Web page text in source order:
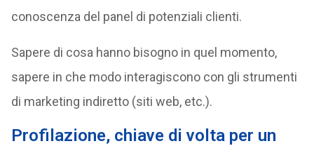
conoscenza del panel di potenziali clienti.
Sapere di cosa hanno bisogno in quel momento,
sapere in che modo interagiscono con gli strumenti
di marketing indiretto (siti web, etc.).
Profilazione, chiave di volta per un